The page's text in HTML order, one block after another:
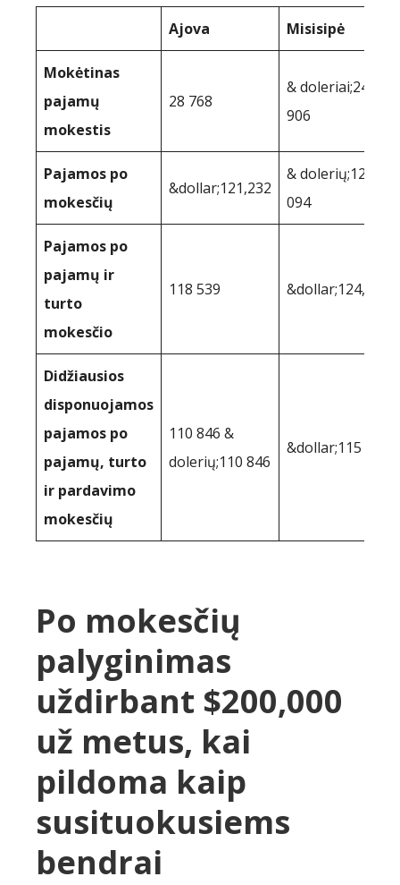
Ajova Misisipė
Mokėtinas
pajamų
mokestis
28 768
& doleriai;24
906
Pajamos po
mokesčių
&dollar;121,232
& dolerių;125
094
Pajamos po
pajamų ir
turto
mokesčio
118 539 &dollar;124,148
Didžiausios
disponuojamos
pajamos po
pajamų, turto
ir pardavimo
mokesčių
110 846 &
dolerių;110 846
&dollar;115 950
Po mokesčių
palyginimas
uždirbant $200,000
už metus, kai
pildoma kaip
susituokusiems
bendrai